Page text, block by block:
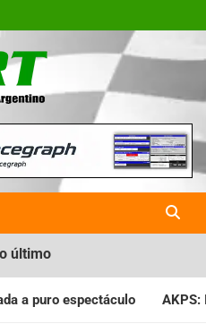
Revista
en
último
Intervino la IGJ y oficializó el